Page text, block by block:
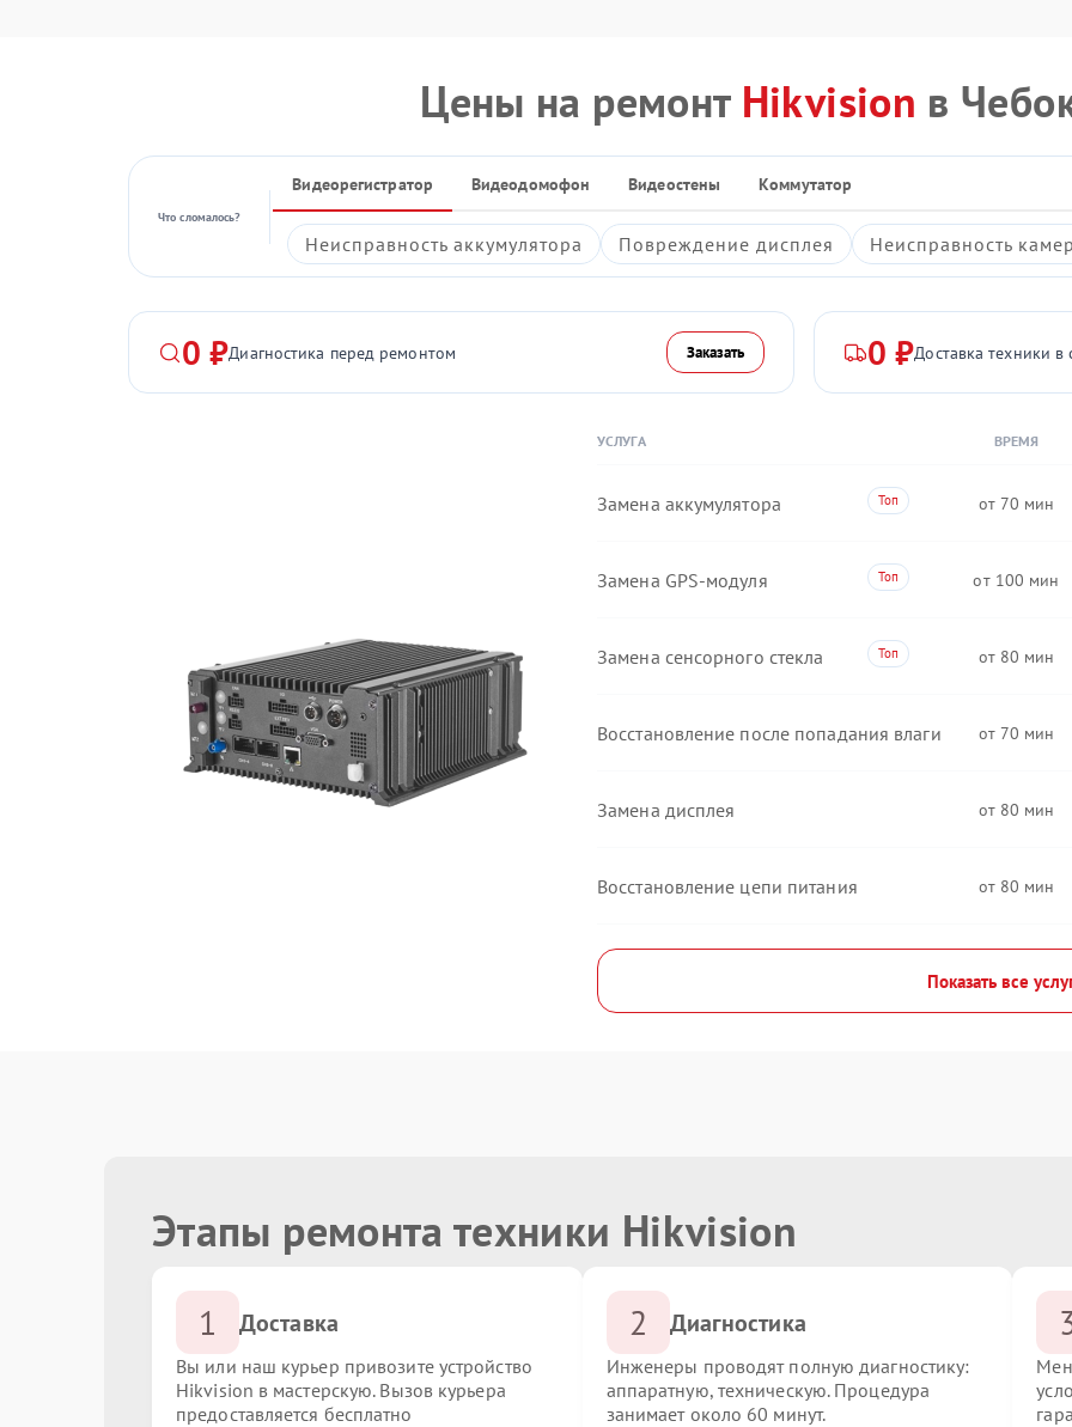
Цены на ремонт Hikvision в
Что сломалось?
Видеорегистратор Видеодомофон Видеостены Коммутатор
Неисправность аккумулятора Повреждение дисплея Неисправность
0 ₽Диагностика перед ремонтом Заказать 0 ₽Доставка техники в
УСЛУГА ВРЕМЯ
Замена аккумулятора 70
Замена GPS-модуля 100
Замена сенсорного стекла 80
Восстановление после попадания влаги 70
Замена дисплея 80
Восстановление цепи питания 80
Показать все
Этапы ремонта техники Hikvision
1 Доставка
Вы или наш курьер привозите устройство
Hikvision в мастерскую. Вызов курьера
предоставляется бесплатно
2 Диагностика
Инженеры проводят полную диагностику:
аппаратную, техническую. Процедура
занимает около 60 минут.